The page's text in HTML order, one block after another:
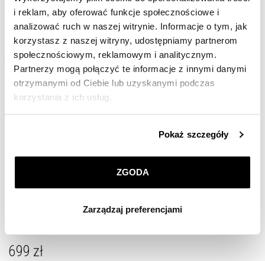
i reklam, aby oferować funkcje społecznościowe i
analizować ruch w naszej witrynie. Informacje o tym, jak
korzystasz z naszej witryny, udostępniamy partnerom
społecznościowym, reklamowym i analitycznym.
Partnerzy mogą połączyć te informacje z innymi danymi
otrzymanymi od Ciebie lub uzyskanymi podczas
korzystania z ich usług.
przez nas plików cookie znajdziesz wPolityce
korzystamy. Możesz również wybrać jaki rodzaj plików
dokonać zmiany wybranych przez Ciebie plików cookie.
Pokaż szczegóły
ZGODA
Zarządzaj preferencjami
Bransoletka z elementami żółtego złota i diamentami - serce - 0,002 ct -
699 zł